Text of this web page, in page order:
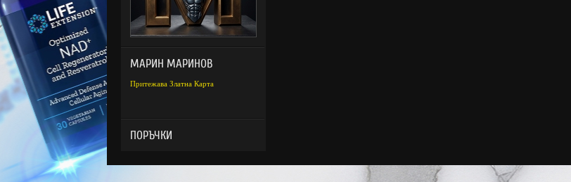
МАРИН МАРИНОВ
Притежава Златна Карта
ПОРЪЧКИ